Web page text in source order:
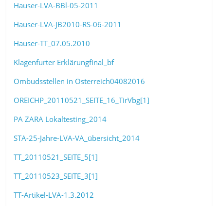
Hauser-LVA-BBl-05-2011
Hauser-LVA-JB2010-RS-06-2011
Hauser-TT_07.05.2010
Klagenfurter Erklärungfinal_bf
Ombudsstellen in Österreich04082016
OREICHP_20110521_SEITE_16_TirVbg[1]
PA ZARA Lokaltesting_2014
STA-25-Jahre-LVA-VA_übersicht_2014
TT_20110521_SEITE_5[1]
TT_20110523_SEITE_3[1]
TT-Artikel-LVA-1.3.2012